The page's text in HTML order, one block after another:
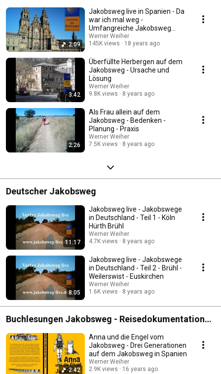
1000-jährigen Weg
2:09
Jakobsweg live in Spanien - Da
war ich mal weg -
Umfangreiche Jakobsweg
Doku
Werner Weiher
145K views
18 years ago
3:42
Überfüllte Herbergen auf dem
Jakobsweg - Ursache und
Lösung
Werner Weiher
9.8K views
8 years ago
2:26
Als Frau allein auf dem
Jakobsweg - Bedenken -
Planung - Praxis
Werner Weiher
7.5K views
8 years ago
Deutscher Jakobsweg
11:17
Jakobsweg live - Jakobswege
in Deutschland - Teil 1 - Köln
Hürth Brühl
Werner Weiher
4.7K views
8 years ago
8:05
Jakobsweg live - Jakobswege
in Deutschland - Teil 2 - Brühl -
Weilerswist - Euskirchen
Werner Weiher
1.6K views
8 years ago
Buchlesungen Jakobsweg - Reisedokumentation
und Romane
2:42
Anna und die Engel vom
Jakobsweg - Drei Generationen
auf dem Jakobsweg in Spanien
Werner Weiher
2.9K views
16 years ago